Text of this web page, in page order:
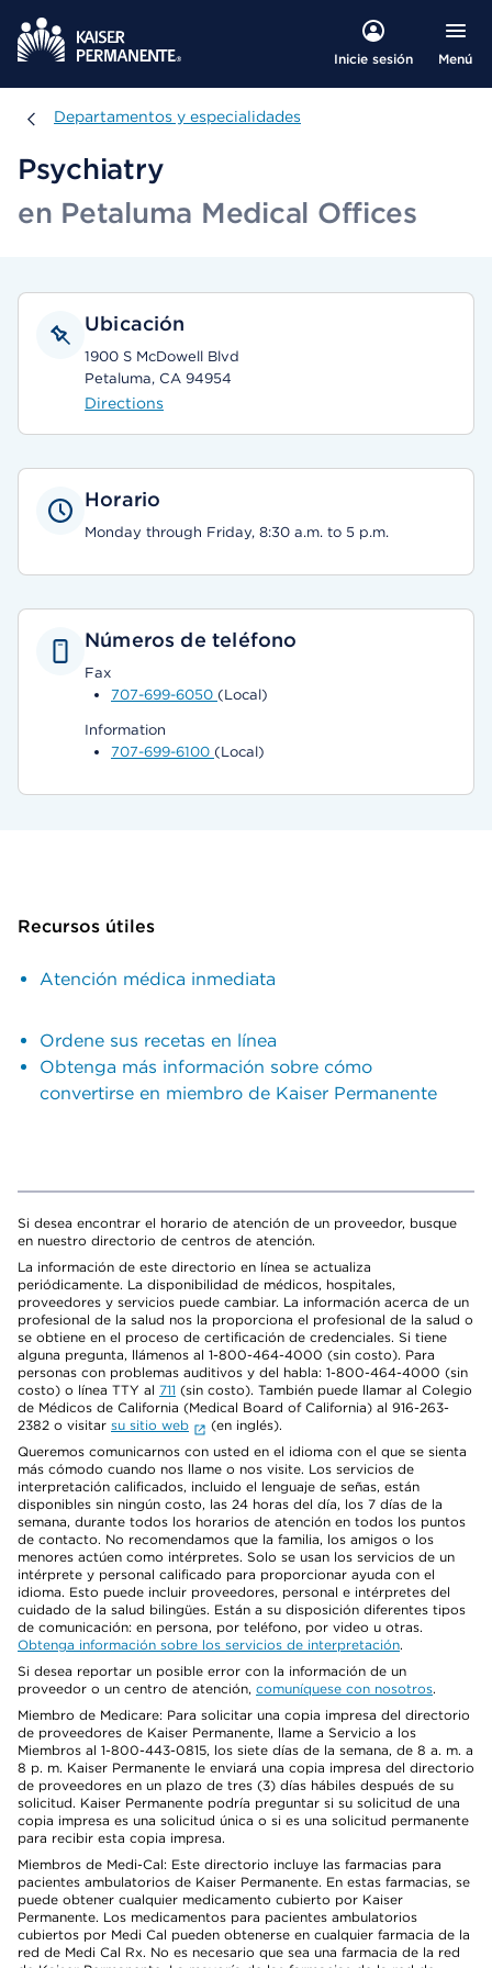
Inicie sesión Menú
Departamentos y especialidades
Departamentos y especialidades
Psychiatry
en Petaluma Medical Offices
Ubicación
1900 S McDowell Blvd
Petaluma, CA 94954
Directions
Horario
Monday through Friday, 8:30 a.m. to 5 p.m.
Números de teléfono
Fax
707-699-6050 (Local)
Information
707-699-6100 (Local)
Recursos útiles
Atención médica inmediata
Ordene sus recetas en línea
Obtenga más información sobre cómo
convertirse en miembro de Kaiser Permanente
Si desea encontrar el horario de atención de un proveedor, busque
en nuestro directorio de centros de atención.
La información de este directorio en línea se actualiza
periódicamente. La disponibilidad de médicos, hospitales,
proveedores y servicios puede cambiar. La información acerca de un
profesional de la salud nos la proporciona el profesional de la salud o
se obtiene en el proceso de certificación de credenciales. Si tiene
alguna pregunta, llámenos al 1-800-464-4000 (sin costo). Para
personas con problemas auditivos y del habla: 1-800-464-4000 (sin
costo) o línea TTY al 711 (sin costo). También puede llamar al Colegio
de Médicos de California (Medical Board of California) al 916-263-
2382 o visitar su sitio web
(en inglés).
Queremos comunicarnos con usted en el idioma con el que se sienta
más cómodo cuando nos llame o nos visite. Los servicios de
interpretación calificados, incluido el lenguaje de señas, están
disponibles sin ningún costo, las 24 horas del día, los 7 días de la
semana, durante todos los horarios de atención en todos los puntos
de contacto. No recomendamos que la familia, los amigos o los
menores actúen como intérpretes. Solo se usan los servicios de un
intérprete y personal calificado para proporcionar ayuda con el
idioma. Esto puede incluir proveedores, personal e intérpretes del
cuidado de la salud bilingües. Están a su disposición diferentes tipos
de comunicación: en persona, por teléfono, por video u otras.
Obtenga información sobre los servicios de interpretación.
Si desea reportar un posible error con la información de un
proveedor o un centro de atención, comuníquese con nosotros.
Miembro de Medicare: Para solicitar una copia impresa del directorio
de proveedores de Kaiser Permanente, llame a Servicio a los
Miembros al 1-800-443-0815, los siete días de la semana, de 8 a. m. a
8 p. m. Kaiser Permanente le enviará una copia impresa del directorio
de proveedores en un plazo de tres (3) días hábiles después de su
solicitud. Kaiser Permanente podría preguntar si su solicitud de una
copia impresa es una solicitud única o si es una solicitud permanente
para recibir esta copia impresa.
Miembros de Medi-Cal: Este directorio incluye las farmacias para
pacientes ambulatorios de Kaiser Permanente. En estas farmacias, se
puede obtener cualquier medicamento cubierto por Kaiser
Permanente. Los medicamentos para pacientes ambulatorios
cubiertos por Medi Cal pueden obtenerse en cualquier farmacia de la
red de Medi Cal Rx. No es necesario que sea una farmacia de la red